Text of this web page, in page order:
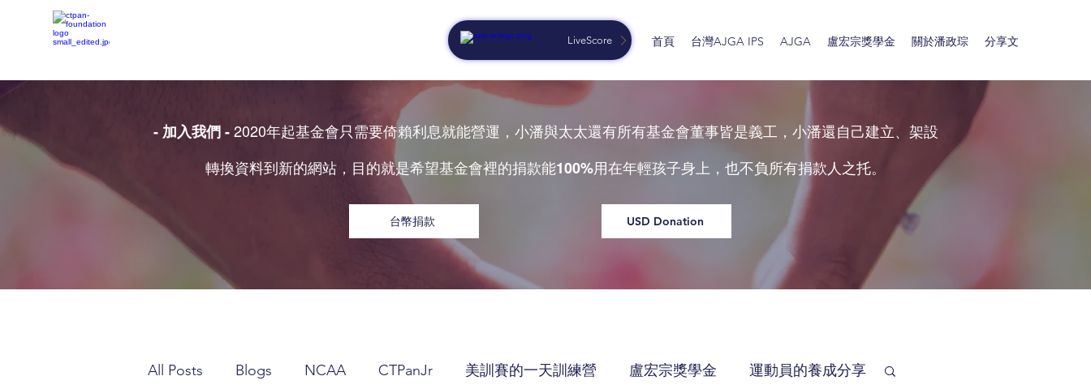
LiveScore 首頁 台灣AJGA IPS AJGA 盧宏宗獎學金 關於潘政琮 分享文
- 加入我們 -2020年起基金會只需要倚賴利息就能營運，小潘與太太還有所有基金會董事皆是義工，小潘還自己建立、架設
轉換資料到新的網站，目的就是希望基金會裡的捐款能100%用在年輕孩子身上，也不負所有捐款人之托。
台幣捐款 USD Donation
All Posts Blogs NCAA CTPanJr 美訓賽的一天訓練營 盧宏宗獎學金 運動員的養成分享